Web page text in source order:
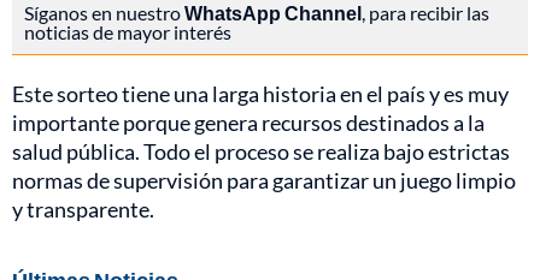
Síganos en nuestroWhatsApp Channel, para recibir las
noticias de mayor interés
Este sorteo tiene una larga historia en el país y es muy
importante porque genera recursos destinados a la
salud pública. Todo el proceso se realiza bajo estrictas
normas de supervisión para garantizar un juego limpio
y transparente.